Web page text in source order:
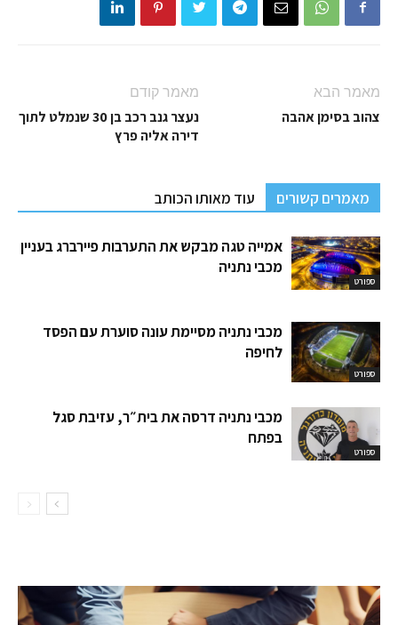
מאמר קודם
נעצר גנב רכב בן 30 שנמלט לתוך
דירה אליה פרץ
מאמר הבא
צהוב בסימן אהבה
מאמרים קשורים עוד מאותו הכותב
ספורט
אמייה טגה מבקש את התערבות פיירברג בעניין
מכבי נתניה
ספורט
מכבי נתניה מסיימת עונה סוערת עם הפסד
לחיפה
ספורט
מכבי נתניה דרסה את בית״ר, עזיבת סגל
בפתח